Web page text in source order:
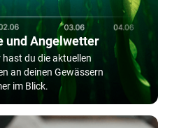
und Angelwetter
hast du die aktuellen
an deinen Gewässern
im Blick.